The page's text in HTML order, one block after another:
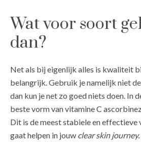
Wat voor soort
dan?
Net als bij eigenlijk alles is kwaliteit
belangrijk. Gebruik je namelijk niet
dan kun je net zo goed niets doen. In
beste vorm van vitamine C
Dit is de meest stabiele en effectieve
gaat helpen in jouw clear skin journey.